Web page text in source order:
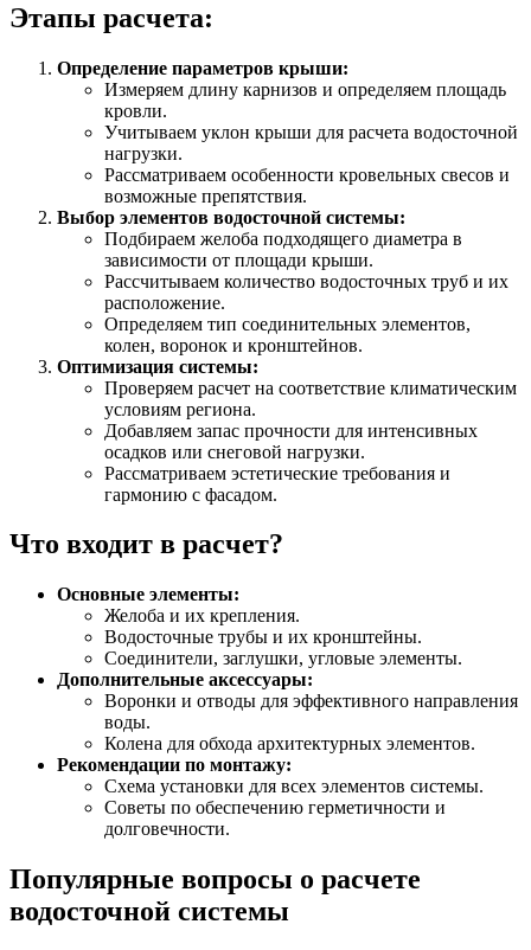
Этапы расчета:
Определение параметров крыши:
Измеряем длину карнизов и определяем площадь
кровли.
Учитываем уклон крыши для расчета водосточной
нагрузки.
Рассматриваем особенности кровельных свесов и
возможные препятствия.
Выбор элементов водосточной системы:
Подбираем желоба подходящего диаметра в
зависимости от площади крыши.
Рассчитываем количество водосточных труб и их
расположение.
Определяем тип соединительных элементов,
колен, воронок и кронштейнов.
Оптимизация системы:
Проверяем расчет на соответствие климатическим
условиям региона.
Добавляем запас прочности для интенсивных
осадков или снеговой нагрузки.
Рассматриваем эстетические требования и
гармонию с фасадом.
Что входит в расчет?
Основные элементы:
Желоба и их крепления.
Водосточные трубы и их кронштейны.
Соединители, заглушки, угловые элементы.
Дополнительные аксессуары:
Воронки и отводы для эффективного направления
воды.
Колена для обхода архитектурных элементов.
Рекомендации по монтажу:
Схема установки для всех элементов системы.
Советы по обеспечению герметичности и
долговечности.
Популярные вопросы о расчете
водосточной системы